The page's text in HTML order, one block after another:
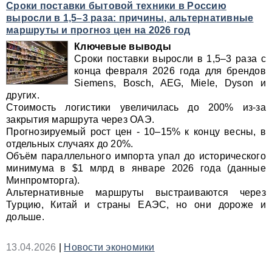
Сроки поставки бытовой техники в Россию
выросли в 1,5–3 раза: причины, альтернативные
маршруты и прогноз цен на 2026 год
Ключевые выводы
Сроки поставки выросли в 1,5–3 раза с
конца февраля 2026 года для брендов
Siemens, Bosch, AEG, Miele, Dyson и
других.
Стоимость логистики увеличилась до 200% из-за
закрытия маршрута через ОАЭ.
Прогнозируемый рост цен - 10–15% к концу весны, в
отдельных случаях до 20%.
Объём параллельного импорта упал до исторического
минимума в $1 млрд в январе 2026 года (данные
Минпромторга).
Альтернативные маршруты выстраиваются через
Турцию, Китай и страны ЕАЭС, но они дороже и
дольше.
13.04.2026
Новости экономики